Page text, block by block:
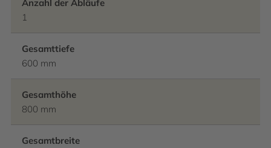
Anzahl der Abläufe
1
Gesamttiefe
600 mm
Gesamthöhe
800 mm
Gesamtbreite